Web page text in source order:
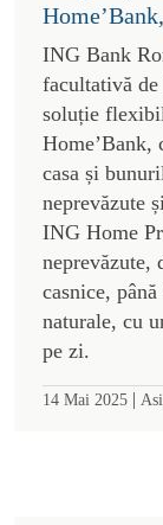
ING Bank
facultativă
soluție
Home’Bank,
casa și
neprevăzute
ING Home
neprevăzute,
casnice,
naturale, cu
pe zi.
14 Mai 2025 |